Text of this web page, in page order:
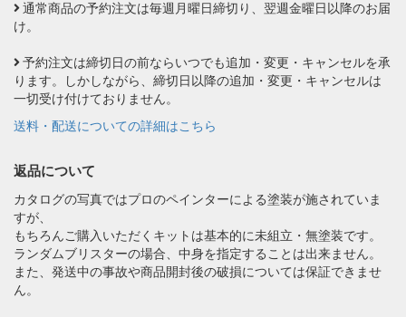
通常商品の予約注文は毎週月曜日締切り、翌週金曜日以降のお届
け。
予約注文は締切日の前ならいつでも追加・変更・キャンセルを承
ります。しかしながら、締切日以降の追加・変更・キャンセルは
一切受け付けておりません。
送料・配送についての詳細はこちら
返品について
カタログの写真ではプロのペインターによる塗装が施されていま
すが、
もちろんご購入いただくキットは基本的に未組立・無塗装です。
ランダムブリスターの場合、中身を指定することは出来ません。
また、発送中の事故や商品開封後の破損については保証できませ
ん。